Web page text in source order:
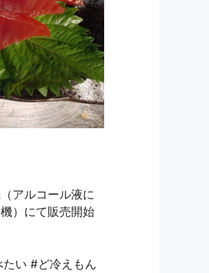
アルコール液に
）にて販売開始
い #ど冷えもん